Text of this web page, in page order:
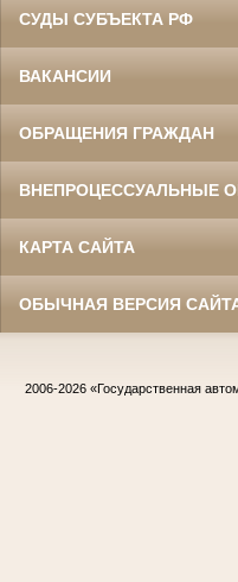
СУДЫ СУБЪЕКТА РФ
ВАКАНСИИ
ОБРАЩЕНИЯ ГРАЖДАН
ВНЕПРОЦЕССУАЛЬНЫЕ
КАРТА САЙТА
ОБЫЧНАЯ ВЕРСИЯ
2006-2026 «Государственная